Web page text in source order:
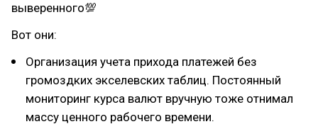
выверенного💯
Вот они:
Организация учета прихода платежей без
громоздких экселевских таблиц. Постоянный
мониторинг курса валют вручную тоже отнимал
массу ценного рабочего времени.